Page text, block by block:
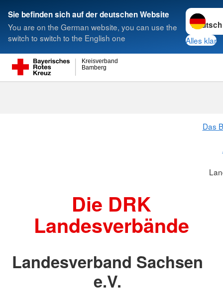
Sie befinden sich auf der deutschen Website
You are on the German website, you can use the
switch to switch to the English one
Sprache
Alles klar
Bamberg
Kreisverband
Suche
Das
Die DRK
Landesverbände
Landesverband Sachsen
e.V.